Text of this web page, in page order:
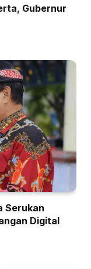
Gubernur
Serukan
Digital